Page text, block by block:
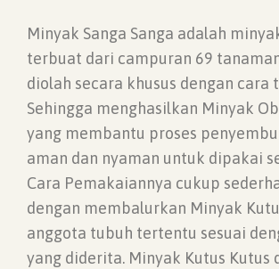
Minyak Sanga Sanga adalah
terbuat dari campuran 69
diolah secara khusus dengan cara
Sehingga menghasilkan Minyak
yang membantu proses
aman dan nyaman untuk dipakai
Cara Pemakaiannya cukup
dengan membalurkan Minyak
anggota tubuh tertentu sesuai
yang diderita. Minyak Kutus Kutus